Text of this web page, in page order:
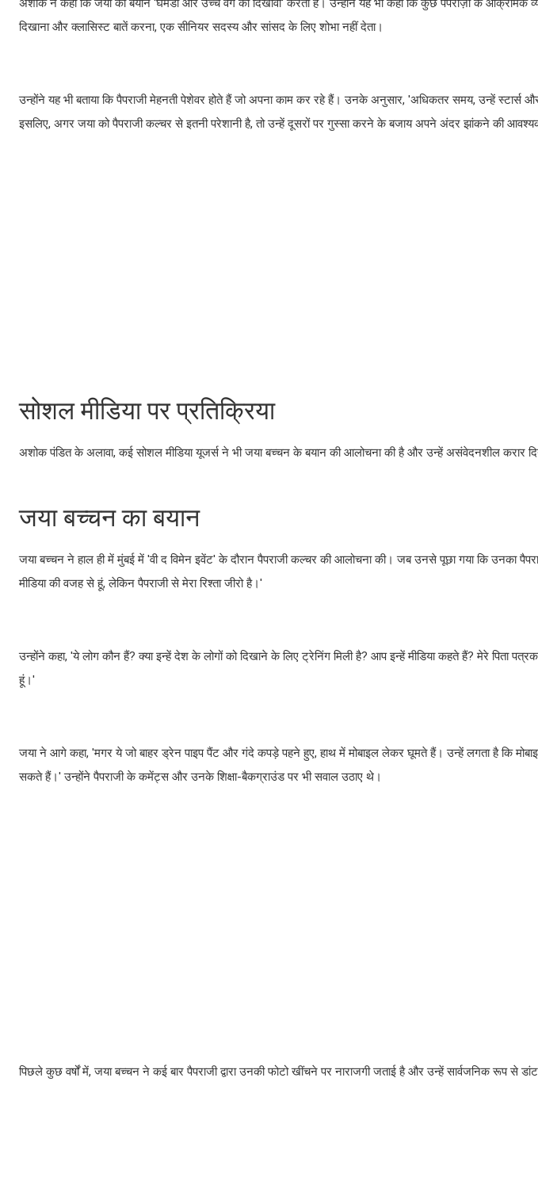
अशोक ने कहा कि जया का बयान 'घमंडी और उच्च वर्ग का दिखावा' करता है। उन्होंने यह भी कहा कि कुछ पैपराज़ी के आक्रामक
दिखाना और क्लासिस्ट बातें करना, एक सीनियर सदस्य और सांसद के लिए शोभा नहीं देता।
उन्होंने यह भी बताया कि पैपराजी मेहनती पेशेवर होते हैं जो अपना काम कर रहे हैं। उनके अनुसार, 'अधिकतर समय, उन्हें स्टार्स
इसलिए, अगर जया को पैपराजी कल्चर से इतनी परेशानी है, तो उन्हें दूसरों पर गुस्सा करने के बजाय अपने अंदर झांकने की
सोशल मीडिया पर प्रतिक्रिया
अशोक पंडित के अलावा, कई सोशल मीडिया यूजर्स ने भी जया बच्चन के बयान की आलोचना की है और उन्हें असंवेदनशील करार
जया बच्चन का बयान
जया बच्चन ने हाल ही में मुंबई में 'वी द विमेन इवेंट' के दौरान पैपराजी कल्चर की आलोचना की। जब उनसे पूछा गया कि उनका
मीडिया की वजह से हूं, लेकिन पैपराजी से मेरा रिश्ता जीरो है।'
उन्होंने कहा, 'ये लोग कौन हैं? क्या इन्हें देश के लोगों को दिखाने के लिए ट्रेनिंग मिली है? आप इन्हें मीडिया कहते हैं? मेरे पिता
हूं।'
जया ने आगे कहा, 'मगर ये जो बाहर ड्रेन पाइप पैंट और गंदे कपड़े पहने हुए, हाथ में मोबाइल लेकर घूमते हैं। उन्हें लगता है कि
सकते हैं।' उन्होंने पैपराजी के कमेंट्स और उनके शिक्षा-बैकग्राउंड पर भी सवाल उठाए थे।
पिछले कुछ वर्षों में, जया बच्चन ने कई बार पैपराजी द्वारा उनकी फोटो खींचने पर नाराजगी जताई है और उन्हें सार्वजनिक रूप से